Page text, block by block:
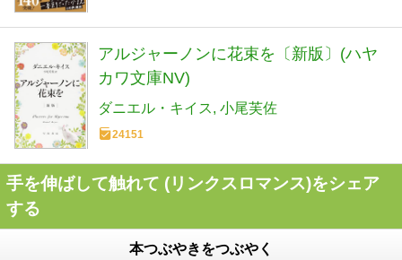
アルジャーノンに花束を〔新版〕(ハヤ
カワ文庫NV)
ダニエル・キイス 小尾芙佐
24151
手を伸ばして触れて (リンクスロマンス)をシェア
する
本つぶやきをつぶやく